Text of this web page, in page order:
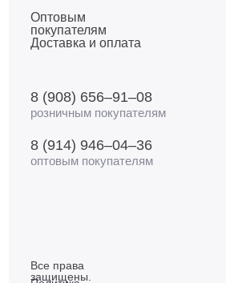
Все права
защищены.
Оптовым
покупателям
Доставка и оплата
8 (908) 656–91–08
розничным покупателям
8 (914) 946–04–36
оптовым покупателям